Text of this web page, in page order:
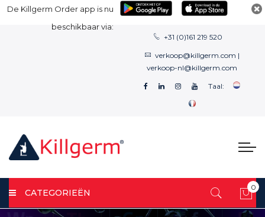
De Killgerm Order app is nu
beschikbaar via:
+31 (0)161 219 520
verkoop@killgerm.com |
verkoop-nl@killgerm.com
Taal:
CATEGORIEËN
0